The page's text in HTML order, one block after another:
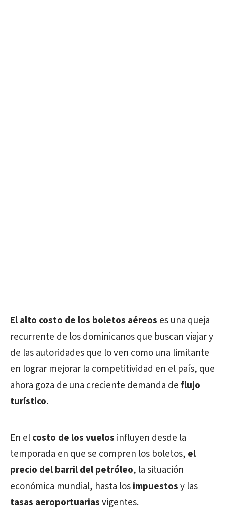
El alto costo de los boletos aéreos es una queja
recurrente de los dominicanos que buscan viajar y
de las autoridades que lo ven como una limitante
en lograr mejorar la competitividad en el país, que
ahora goza de una creciente demanda deflujo
turístico.
En elcosto de los vuelos influyen desde la
temporada en que se compren los boletos, el
precio del barril del petróleo, la situación
económica mundial, hasta losimpuestosy las
tasas aeroportuariasvigentes.